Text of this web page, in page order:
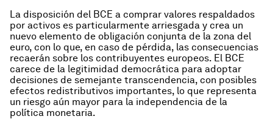
La disposición del BCE a comprar valores respaldados
por activos es particularmente arriesgada y crea un
nuevo elemento de obligación conjunta de la zona del
euro, con lo que, en caso de pérdida, las consecuencias
recaerán sobre los contribuyentes europeos. El BCE
carece de la legitimidad democrática para adoptar
decisiones de semejante transcendencia, con posibles
efectos redistributivos importantes, lo que representa
un riesgo aún mayor para la independencia de la
política monetaria.